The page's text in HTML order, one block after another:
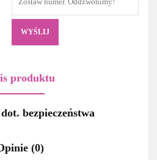
WYŚLIJ
produktu
bezpieczeństwa
(0)